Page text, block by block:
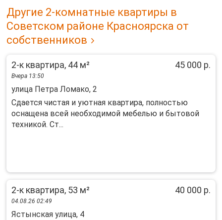
Другие 2-комнатные квартиры в
Советском районе Красноярска от
собственников
2-к квартира, 44 м² 45 000 р.
Вчера 13:50
улица Петра Ломако, 2
Сдается чистая и уютная квартира, полностью
оснащена всей необходимой мебелью и бытовой
техникой. Ст...
2-к квартира, 53 м² 40 000 р.
04.08.26 02:49
Ястынская улица, 4